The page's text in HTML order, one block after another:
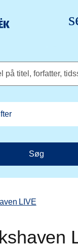
logo. Gå til
titel, forfatter,
Søg
LIVE